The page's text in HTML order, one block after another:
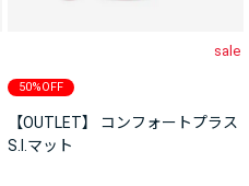
sale
50%OFF
【OUTLET】 コンフォートプラス
S.I.マット